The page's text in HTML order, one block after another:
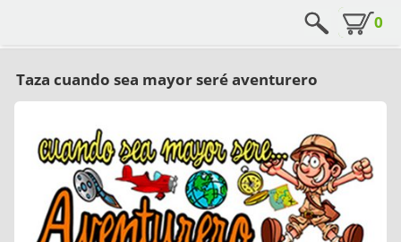
0
Taza cuando sea mayor seré aventurero